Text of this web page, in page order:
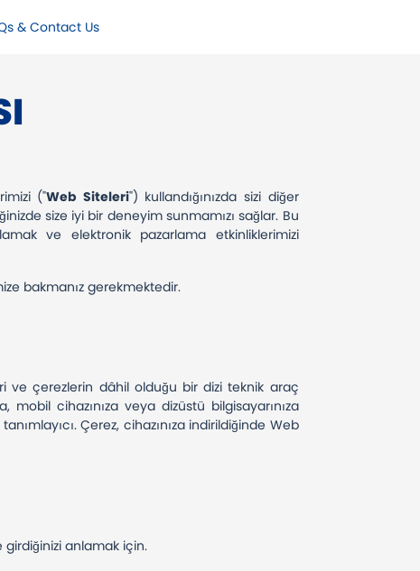
& Contact Us
("Web Siteleri") kullandığınızda sizi diğer
size iyi bir deneyim sunmamızı sağlar. Bu
ve elektronik pazarlama etkinliklerimizi
bakmanız gerekmektedir.
ve çerezlerin dâhil olduğu bir dizi teknik araç
mobil cihazınıza veya dizüstü bilgisayarınıza
Çerez, cihazınıza indirildiğinde Web
girdiğinizi anlamak için.